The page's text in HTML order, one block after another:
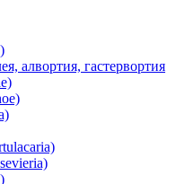
алвортия, гастервортия